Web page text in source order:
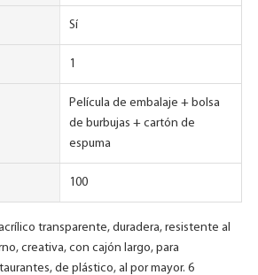
Sí
1
Película de embalaje + bolsa
de burbujas + cartón de
espuma
100